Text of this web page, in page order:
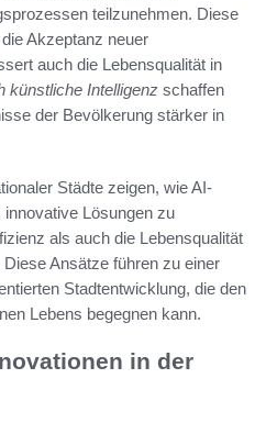
teilzunehmen. Diese
Akzeptanz neuer
auch die Lebensqualität in
künstliche Intelligenz schaffen
der Bevölkerung stärker in
Städte zeigen, wie AI-
innovative Lösungen zu
als auch die Lebensqualität
Ansätze führen zu einer
Stadtentwicklung, die den
Lebens begegnen kann.
in der